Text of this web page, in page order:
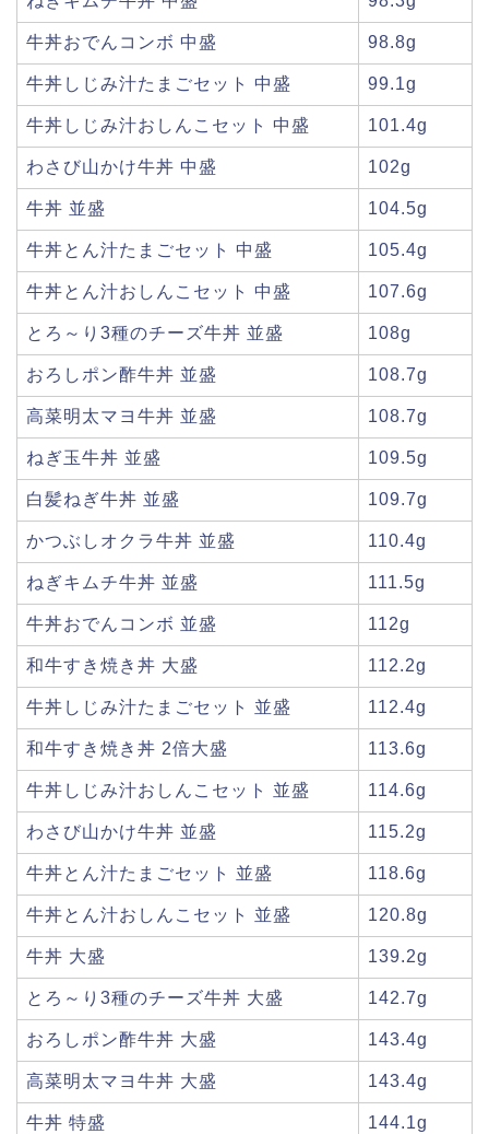
牛丼おでんコンボ 中盛 98.8g
牛丼しじみ汁たまごセット 中盛 99.1g
牛丼しじみ汁おしんこセット 中盛 101.4g
わさび山かけ牛丼 中盛 102g
牛丼 並盛 104.5g
牛丼とん汁たまごセット 中盛 105.4g
牛丼とん汁おしんこセット 中盛 107.6g
とろ～り3種のチーズ牛丼 並盛 108g
おろしポン酢牛丼 並盛 108.7g
高菜明太マヨ牛丼 並盛 108.7g
ねぎ玉牛丼 並盛 109.5g
白髪ねぎ牛丼 並盛 109.7g
かつぶしオクラ牛丼 並盛 110.4g
ねぎキムチ牛丼 並盛 111.5g
牛丼おでんコンボ 並盛 112g
和牛すき焼き丼 大盛 112.2g
牛丼しじみ汁たまごセット 並盛 112.4g
和牛すき焼き丼 2倍大盛 113.6g
牛丼しじみ汁おしんこセット 並盛 114.6g
わさび山かけ牛丼 並盛 115.2g
牛丼とん汁たまごセット 並盛 118.6g
牛丼とん汁おしんこセット 並盛 120.8g
牛丼 大盛 139.2g
とろ～り3種のチーズ牛丼 大盛 142.7g
おろしポン酢牛丼 大盛 143.4g
高菜明太マヨ牛丼 大盛 143.4g
牛丼 特盛 144.1g